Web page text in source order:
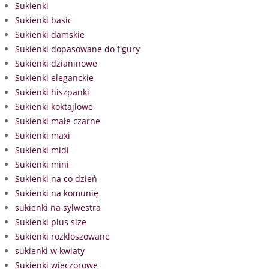
Sukienki
Sukienki basic
Sukienki damskie
Sukienki dopasowane do figury
Sukienki dzianinowe
Sukienki eleganckie
Sukienki hiszpanki
Sukienki koktajlowe
Sukienki małe czarne
Sukienki maxi
Sukienki midi
Sukienki mini
Sukienki na co dzień
Sukienki na komunię
sukienki na sylwestra
Sukienki plus size
Sukienki rozkloszowane
sukienki w kwiaty
Sukienki wieczorowe